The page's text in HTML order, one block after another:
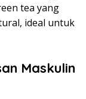
tea yang
ideal untuk
Maskulin